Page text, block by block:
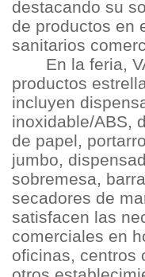
destacando su
de productos en
sanitarios
En la feria,
productos
incluyen
inoxidable/ABS,
de papel,
jumbo,
sobremesa,
secadores de
satisfacen las
comerciales en
oficinas, centros